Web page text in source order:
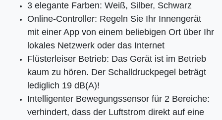
3 elegante Farben: Weiß, Silber, Schwarz
Online-Controller: Regeln Sie Ihr Innengerät
mit einer App von einem beliebigen Ort über Ihr
lokales Netzwerk oder das Internet
Flüsterleiser Betrieb: Das Gerät ist im Betrieb
kaum zu hören. Der Schalldruckpegel beträgt
lediglich 19 dB(A)!
Intelligenter Bewegungssensor für 2 Bereiche:
verhindert, dass der Luftstrom direkt auf eine